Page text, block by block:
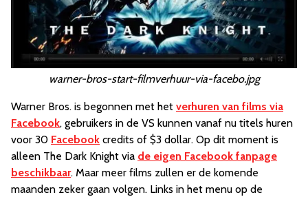
warner-bros-start-filmverhuur-via-facebo.jpg
Warner Bros. is begonnen met het verhuren van films via
Facebook, gebruikers in de VS kunnen vanaf nu titels huren
voor 30 Facebook credits of $3 dollar. Op dit moment is
alleen The Dark Knight via de eigen Facebook fanpage
beschikbaar. Maar meer films zullen er de komende
maanden zeker gaan volgen. Links in het menu op de